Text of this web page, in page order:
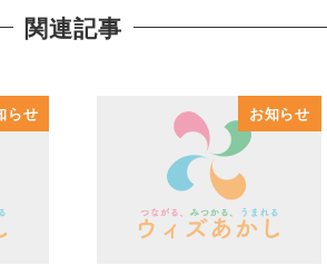
関連記事
らせ お知らせ